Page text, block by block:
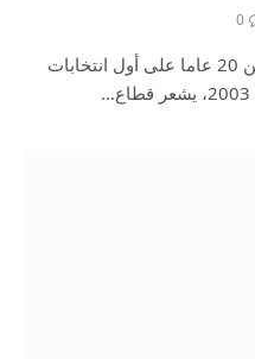
0
إحباط شعبي واسع بعد مرور أكثر من 20 عاما على أول انتخابات